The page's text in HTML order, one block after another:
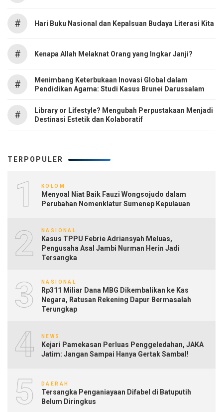
# Hari Buku Nasional dan Kepalsuan Budaya Literasi Kita
# Kenapa Allah Melaknat Orang yang Ingkar Janji?
#
Menimbang Keterbukaan Inovasi Global dalam
Pendidikan Agama: Studi Kasus Brunei Darussalam
#
Library or Lifestyle? Mengubah Perpustakaan Menjadi
Destinasi Estetik dan Kolaboratif
TERPOPULER
1 KOLOM
Menyoal Niat Baik Fauzi Wongsojudo dalam
Perubahan Nomenklatur Sumenep Kepulauan
2 NASIONAL
Kasus TPPU Febrie Adriansyah Meluas,
Pengusaha Asal Jambi Nurman Herin Jadi
Tersangka
3 NASIONAL
Rp311 Miliar Dana MBG Dikembalikan ke Kas
Negara, Ratusan Rekening Dapur Bermasalah
Terungkap
4 NEWS
Kejari Pamekasan Perluas Penggeledahan, JAKA
Jatim: Jangan Sampai Hanya Gertak Sambal!
5 DAERAH
Tersangka Penganiayaan Difabel di Batuputih
Belum Diringkus